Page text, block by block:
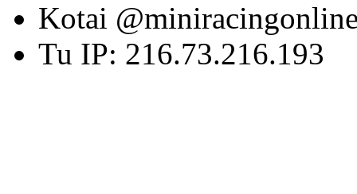
Kotai
Tu IP: 216.73.216.193